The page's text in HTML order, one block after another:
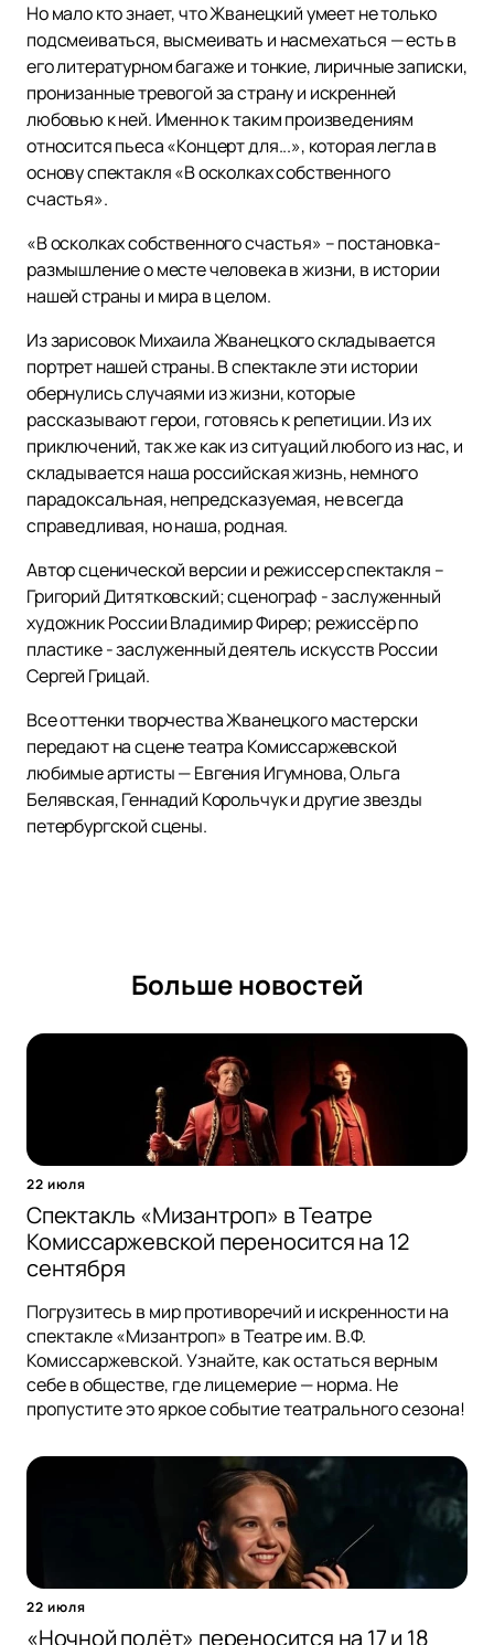
Но мало кто знает, что Жванецкий умеет не только
подсмеиваться, высмеивать и насмехаться — есть в
его литературном багаже и тонкие, лиричные записки,
пронизанные тревогой за страну и искренней
любовью к ней. Именно к таким произведениям
относится пьеса «Концерт для...», которая легла в
основу спектакля «В осколках собственного
счастья».
«В осколках собственного счастья» – постановка-
размышление о месте человека в жизни, в истории
нашей страны и мира в целом.
Из зарисовок Михаила Жванецкого складывается
портрет нашей страны. В спектакле эти истории
обернулись случаями из жизни, которые
рассказывают герои, готовясь к репетиции. Из их
приключений, так же как из ситуаций любого из нас, и
складывается наша российская жизнь, немного
парадоксальная, непредсказуемая, не всегда
справедливая, но наша, родная.
Автор сценической версии и режиссер спектакля –
Григорий Дитятковский; сценограф - заслуженный
художник России Владимир Фирер; режиссёр по
пластике - заслуженный деятель искусств России
Сергей Грицай.
Все оттенки творчества Жванецкого мастерски
передают на сцене театра Комиссаржевской
любимые артисты — Евгения Игумнова, Ольга
Белявская, Геннадий Корольчук и другие звезды
петербургской сцены.
Больше новостей
22 июля
Спектакль «Мизантроп» в Театре
Комиссаржевской переносится на 12
сентября
Погрузитесь в мир противоречий и искренности на
спектакле «Мизантроп» в Театре им. В.Ф.
Комиссаржевской. Узнайте, как остаться верным
себе в обществе, где лицемерие — норма. Не
пропустите это яркое событие театрального сезона!
22 июля
«Ночной полёт» переносится на 17 и 18